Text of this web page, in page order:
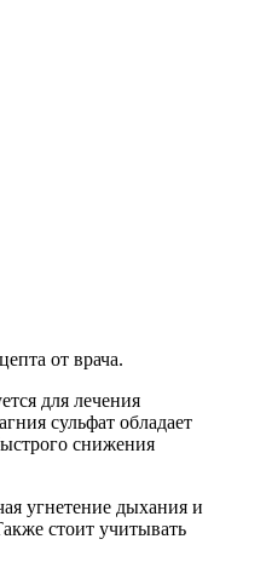
от врача.
для лечения
сульфат обладает
снижения
угнетение дыхания и
стоит учитывать